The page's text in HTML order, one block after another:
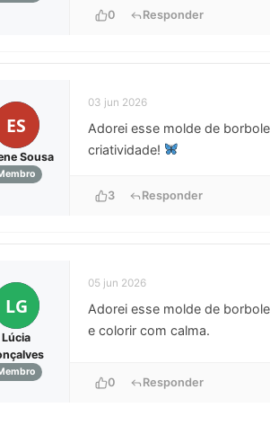
0 Responder
ES
Sousa
03 jun 2026
Adorei esse molde de
criatividade!
3 Responder
LG
Lúcia
05 jun 2026
Adorei esse molde de
e colorir com calma.
0 Responder